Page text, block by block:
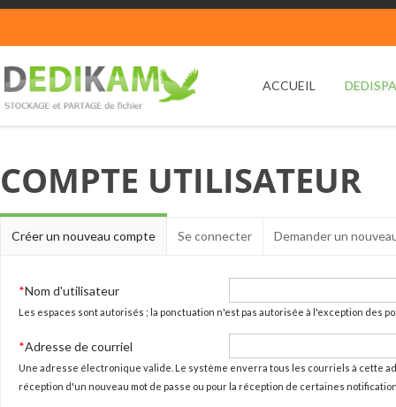
Aller au contenu principal
ACCUEIL
COMPTE UTILISATEUR
Onglets principaux
Créer un nouveau compte (ongletSe connecter Demander un
Nom d'utilisateur
*
Les espaces sont autorisés ; la ponctuation n'est pas autorisée à l'exception des
Adresse de courriel
*
Une adresse électronique valide. Le système enverra tous les courriels à cette
réception d'un nouveau mot de passe ou pour la réception de certaines